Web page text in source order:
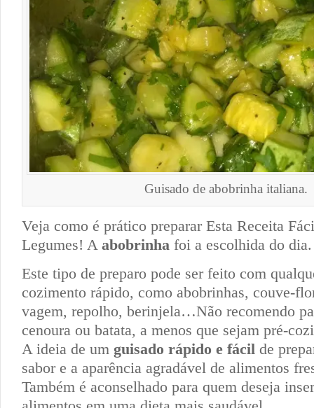
Guisado de abobrinha italiana.
Veja como é prático preparar Esta Receita
Legumes! A abobrinha foi a escolhida do dia.
Este tipo de preparo pode ser feito com
cozimento rápido, como abobrinhas, couve-
vagem, repolho, berinjela…Não recomendo
cenoura ou batata, a menos que sejam pré-
A ideia de um guisado rápido e fácil de
sabor e a aparência agradável de alimentos
Também é aconselhado para quem deseja